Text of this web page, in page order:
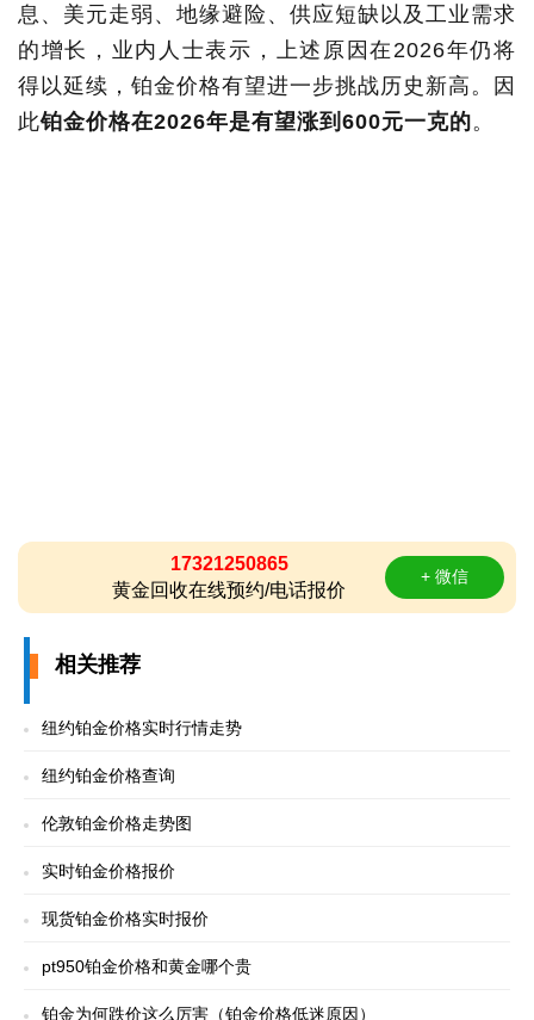
息、美元走弱、地缘避险、供应短缺以及工业需求
的增长，业内人士表示，上述原因在2026年仍将
得以延续，铂金价格有望进一步挑战历史新高。因
此铂金价格在2026年是有望涨到600元一克的。
17321250865
黄金回收在线预约/电话报价
+ 微信
相关推荐
纽约铂金价格实时行情走势
纽约铂金价格查询
伦敦铂金价格走势图
实时铂金价格报价
现货铂金价格实时报价
pt950铂金价格和黄金哪个贵
铂金为何跌价这么厉害（铂金价格低迷原因）